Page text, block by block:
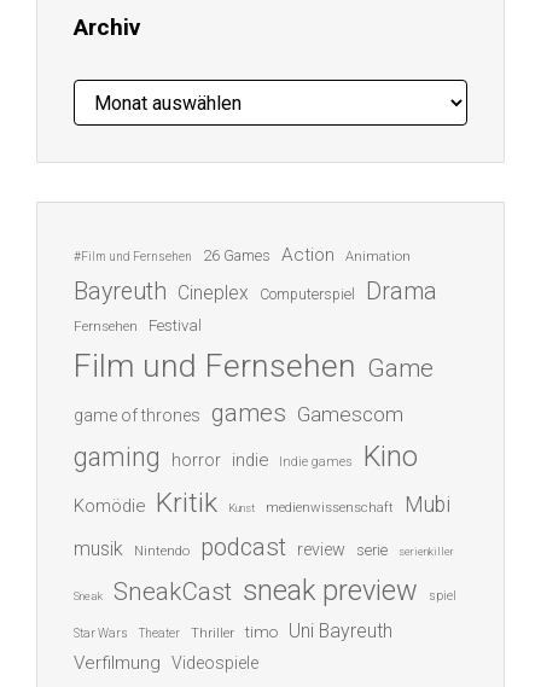
Archiv
Archiv
#Film und Fernsehen 26 Games Action Animation
Bayreuth Cineplex Computerspiel Drama
Fernsehen Festival
Film und Fernsehen Game
game of thrones games Gamescom
gaming horror indie Indie games Kino
Komödie Kritik Kunst medienwissenschaft Mubi
musik Nintendo podcast review serie serienkiller
Sneak SneakCast sneak preview spiel
Star Wars Theater Thriller timo Uni Bayreuth
Verfilmung Videospiele